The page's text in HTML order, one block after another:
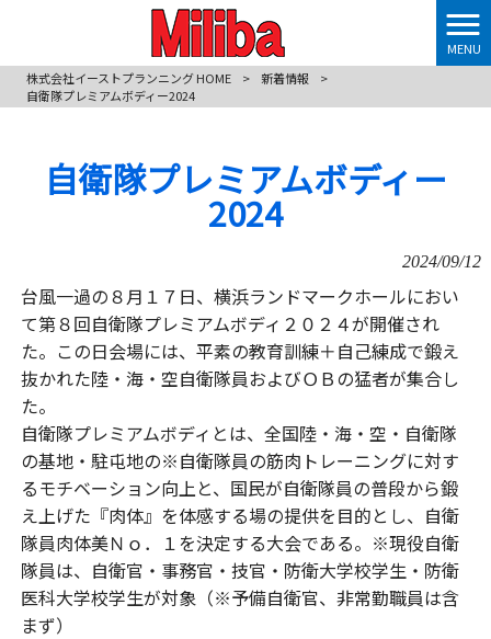
MENU
株式会社イーストプランニング HOME
> 新着情報
>
自衛隊プレミアムボディー2024
自衛隊プレミアムボディー
2024
2024/09/12
台風一過の８月１７日、横浜ランドマークホールにおい
て第８回自衛隊プレミアムボディ２０２４が開催され
た。この日会場には、平素の教育訓練＋自己練成で鍛え
抜かれた陸・海・空自衛隊員およびＯＢの猛者が集合し
た。
自衛隊プレミアムボディとは、全国陸・海・空・自衛隊
の基地・駐屯地の※自衛隊員の筋肉トレーニングに対す
るモチベーション向上と、国民が自衛隊員の普段から鍛
え上げた『肉体』を体感する場の提供を目的とし、自衛
隊員肉体美Ｎｏ．１を決定する大会である。※現役自衛
隊員は、自衛官・事務官・技官・防衛大学校学生・防衛
医科大学校学生が対象（※予備自衛官、非常勤職員は含
まず）